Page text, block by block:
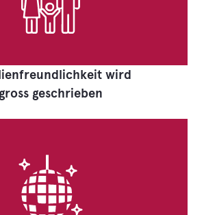
wird
gross geschrieben